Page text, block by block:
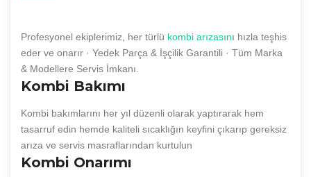
Profesyonel ekiplerimiz, her türlü kombi arızasını hızla teşhis
eder ve onarır · Yedek Parça & İşçilik Garantili · Tüm Marka
& Modellere Servis İmkanı.
Kombi Bakımı
Kombi bakımlarını her yıl düzenli olarak yaptırarak hem
tasarruf edin hemde kaliteli sıcaklığın keyfini çıkarıp gereksiz
arıza ve servis masraflarından kurtulun
Kombi Onarımı